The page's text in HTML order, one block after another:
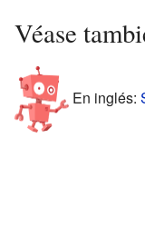
Véase
En inglés: